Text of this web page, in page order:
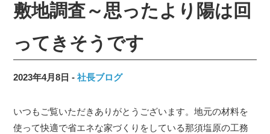
敷地調査～思ったより陽は回
ってきそうです
2023年4月8日 社長ブログ
いつもご覧いただきありがとうございます。地元の材料を
使って快適で省エネな家づくりをしている那須塩原の工務